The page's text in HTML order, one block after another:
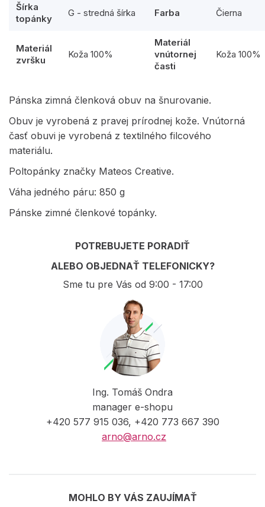
Šírka
topánky
G - stredná šírka Farba Čierna
Materiál
zvršku
Koža 100%
Materiál
vnútornej
časti
Koža 100%
Pánska zimná členková obuv na šnurovanie.
Obuv je vyrobená z pravej prírodnej kože. Vnútorná
časť obuvi je vyrobená z textilného filcového
materiálu.
Poltopánky značky Mateos Creative.
Váha jedného páru: 850 g
Pánske zimné členkové topánky.
POTREBUJETE PORADIŤ
ALEBO OBJEDNAŤ TELEFONICKY?
Sme tu pre Vás od 9:00 - 17:00
Ing. Tomáš Ondra
manager e-shopu
+420 577 915 036, +420 773 667 390
arno@arno.cz
MOHLO BY VÁS ZAUJÍMAŤ